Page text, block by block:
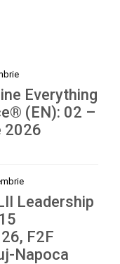
Everything
(EN): 02 –
2026
Leadership
F2F
Napoca